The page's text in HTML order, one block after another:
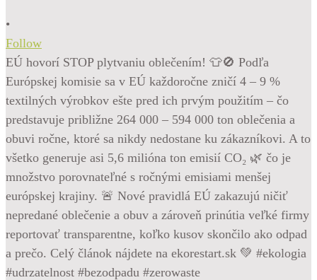
•
Follow
EÚ hovorí STOP plytvaniu oblečením! 👕🚫 Podľa
Európskej komisie sa v EÚ každoročne zničí 4 – 9 %
textilných výrobkov ešte pred ich prvým použitím – čo
predstavuje približne 264 000 – 594 000 ton oblečenia a
obuvi ročne, ktoré sa nikdy nedostane ku zákazníkovi. A to
všetko generuje asi 5,6 milióna ton emisií CO₂ 🌿 čo je
množstvo porovnateľné s ročnými emisiami menšej
európskej krajiny. 🚨 Nové pravidlá EÚ zakazujú ničiť
nepredané oblečenie a obuv a zároveň prinútia veľké firmy
reportovať transparentne, koľko kusov skončilo ako odpad
a prečo. Celý článok nájdete na ekorestart.sk 💚 #ekologia
#udrzatelnost #bezodpadu #zerowaste